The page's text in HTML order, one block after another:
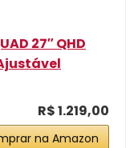
27″ QHD
R$ 1.219,00
na Amazon